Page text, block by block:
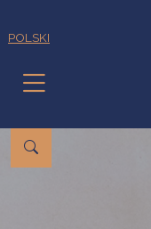
POLSKI
Submenu